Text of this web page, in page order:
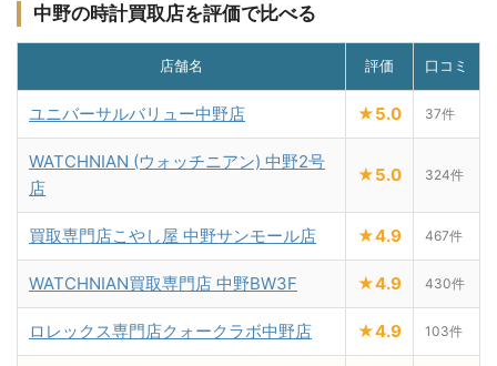
中野の時計買取店を評価で比べる
店舗名 評価 口コミ
ユニバーサルバリュー中野店 ★5.0 37件
WATCHNIAN (ウォッチニアン) 中野2号
店
★5.0 324件
買取専門店こやし屋 中野サンモール店 ★4.9 467件
WATCHNIAN買取専門店 中野BW3F ★4.9 430件
ロレックス専門店クォークラボ中野店 ★4.9 103件